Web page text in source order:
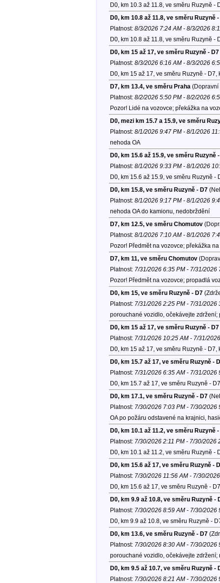
D0, km 10.3 až 11.8, ve směru Ruzyně -
D0, km 10.8 až 11.8, ve směru Ruzyně -
Platnost: 8/3/2026 7:24 AM - 8/3/2026
D0, km 10.8 až 11.8, ve směru Ruzyně -
D0, km 15 až 17, ve směru Ruzyně - D7
Platnost: 8/3/2026 6:16 AM - 8/3/2026
D0, km 15 až 17, ve směru Ruzyně - D7,
D7, km 13.4, ve směru Praha (Dopravní
Platnost: 8/2/2026 5:50 PM - 8/2/2026
Pozor! Lidé na vozovce; překážka na
D0, mezi km 15.7 a 15.9, ve směru
Platnost: 8/1/2026 9:47 PM - 8/1/2026
nehoda OA
D0, km 15.6 až 15.9, ve směru Ruzyně
Platnost: 8/1/2026 9:33 PM - 8/1/2026
D0, km 15.6 až 15.9, ve směru Ruzyně -
D0, km 15.8, ve směru Ruzyně - D7
Platnost: 8/1/2026 9:17 PM - 8/1/2026
nehoda OA do kamionu, nedobrždění
D7, km 12.5, ve směru Chomutov
Platnost: 8/1/2026 7:10 AM - 8/1/2026
Pozor! Předmět na vozovce; překážka
D7, km 11, ve směru Chomutov
Platnost: 7/31/2026 6:35 PM - 7/31/2026
Pozor! Předmět na vozovce; propadlá
D0, km 15, ve směru Ruzyně - D7
Platnost: 7/31/2026 2:25 PM - 7/31/2026
porouchané vozidlo, očekávejte
D0, km 15 až 17, ve směru Ruzyně - D7
Platnost: 7/31/2026 10:25 AM - 7/31/
D0, km 15 až 17, ve směru Ruzyně - D7,
D0, km 15.7 až 17, ve směru Ruzyně -
Platnost: 7/31/2026 6:35 AM - 7/31/2026
D0, km 15.7 až 17, ve směru Ruzyně -
D0, km 17.1, ve směru Ruzyně - D7
Platnost: 7/30/2026 7:03 PM - 7/30/2026
OA po požáru odstavené na krajnici,
D0, km 10.1 až 11.2, ve směru Ruzyně -
Platnost: 7/30/2026 2:11 PM - 7/30/2026
D0, km 10.1 až 11.2, ve směru Ruzyně -
D0, km 15.6 až 17, ve směru Ruzyně -
Platnost: 7/30/2026 11:56 AM - 7/30/
D0, km 15.6 až 17, ve směru Ruzyně -
D0, km 9.9 až 10.8, ve směru Ruzyně -
Platnost: 7/30/2026 8:59 AM - 7/30/2026
D0, km 9.9 až 10.8, ve směru Ruzyně -
D0, km 13.6, ve směru Ruzyně - D7
Platnost: 7/30/2026 8:30 AM - 7/30/2026
porouchané vozidlo, očekávejte
D0, km 9.5 až 10.7, ve směru Ruzyně -
Platnost: 7/30/2026 8:21 AM - 7/30/2026